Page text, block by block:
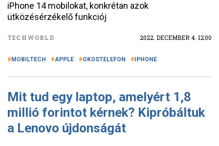
iPhone 14 mobilokat, konkrétan azok
ütközésérzékelő funkciój
TECHWORLD 2022. DECEMBER 4. 12:00
MOBILTECH APPLE OKOSTELEFON IPHONE
Mit tud egy laptop, amelyért 1,8
millió forintot kérnek? Kipróbáltuk
a Lenovo újdonságát